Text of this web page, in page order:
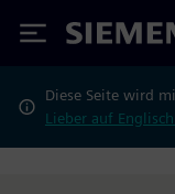
Siemens
Diese Seite wird
Lieber auf